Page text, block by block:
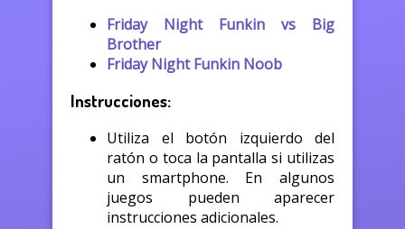
Friday Night Funkin vs Big
Brother
Friday Night Funkin Noob
Instrucciones:
Utiliza el botón izquierdo del
ratón o toca la pantalla si utilizas
un smartphone. En algunos
juegos pueden aparecer
instrucciones adicionales.